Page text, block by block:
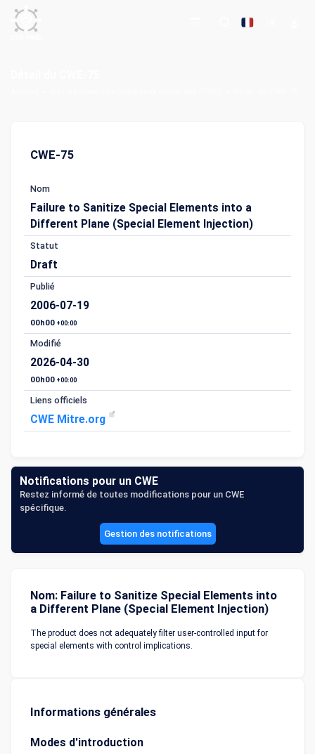
CWE-75
Nom
Failure to Sanitize Special Elements into a
Different Plane (Special Element Injection)
Statut
Draft
Publié
2006-07-19
00h00 +00:00
Modifié
2026-04-30
00h00 +00:00
Liens officiels
CWE Mitre.org
Notifications pour un CWE
Restez informé de toutes modifications pour un CWE
spécifique.
Gestion des notifications
Nom: Failure to Sanitize Special Elements into
a Different Plane (Special Element Injection)
The product does not adequately filter user-controlled input for
special elements with control implications.
Informations générales
Modes d'introduction